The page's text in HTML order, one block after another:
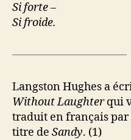
Si forte –
Si froide.
Langston Hughes a
Without Laughterqui
traduit en français par
titre de Sandy. (1)